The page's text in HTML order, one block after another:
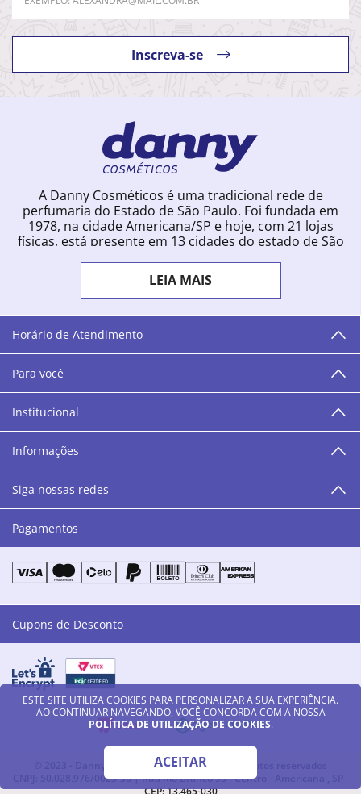
ESTE SITE UTILIZA COOKIES PARA PERSONALIZAR A SUA EXPERIÊNCIA.
AO CONTINUAR NAVEGANDO, VOCÊ CONCORDA COM A NOSSA
POLÍTICA DE UTILIZAÇÃO DE COOKIES.
ACEITAR
Inscreva-se
A Danny Cosméticos é uma tradicional rede de
perfumaria do Estado de São Paulo. Foi fundada em
1978, na cidade Americana/SP e hoje, com 21 lojas
físicas, está presente em 13 cidades do estado de São
começou a vender para todo o território brasileiro.
Com uma infinidade de marcas e a filosofia de vender
produtos que vão do popular ao luxo, a Danny
Cosméticos mantém parceria com aproximadamente
300 grandes fornecedores e lançamentos diários na
área de beleza. São 12 centros técnicos que oferecem
programação semanal de cursos e encontros.
“O varejo corre nas nossas veias como nossos valores
humanos, éticos e morais. E que o branco e o azul anil,
as cores da Danny Cosméticos, possam continuar
transmitindo paz e harmonia para todos vocês!”
LEIA MAIS
Horário de Atendimento
Para você
Institucional
Informações
Siga nossas redes
Pagamentos
Cupons de Desconto
© 2023 - Danny Cosméticos LTDA - Todos os direitos reservados
CNPJ: 50.028.976/0023-56 | Rua Rio Branco 93 - Centro - Americana , SP -